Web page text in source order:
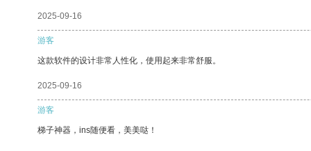
2025-09-16
游客
这款软件的设计非常人性化，使用起来非常舒服。
2025-09-16
游客
梯子神器，ins随便看，美美哒！